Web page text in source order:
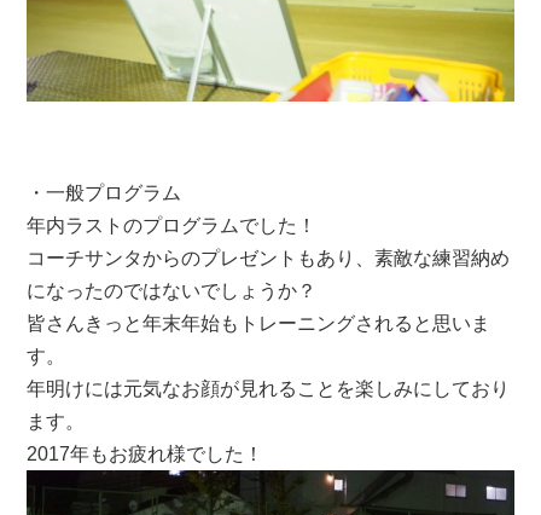
・一般プログラム
年内ラストのプログラムでした！
コーチサンタからのプレゼントもあり、素敵な練習納め
になったのではないでしょうか？
皆さんきっと年末年始もトレーニングされると思いま
す。
年明けには元気なお顔が見れることを楽しみにしており
ます。
2017年もお疲れ様でした！